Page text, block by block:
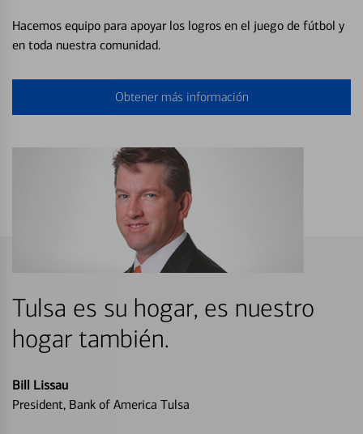
Hacemos equipo para apoyar los logros en el juego de fútbol y
en toda nuestra comunidad.
Obtener más información
Tulsa es su hogar, es nuestro
hogar también.
Bill Lissau
President, Bank of America Tulsa